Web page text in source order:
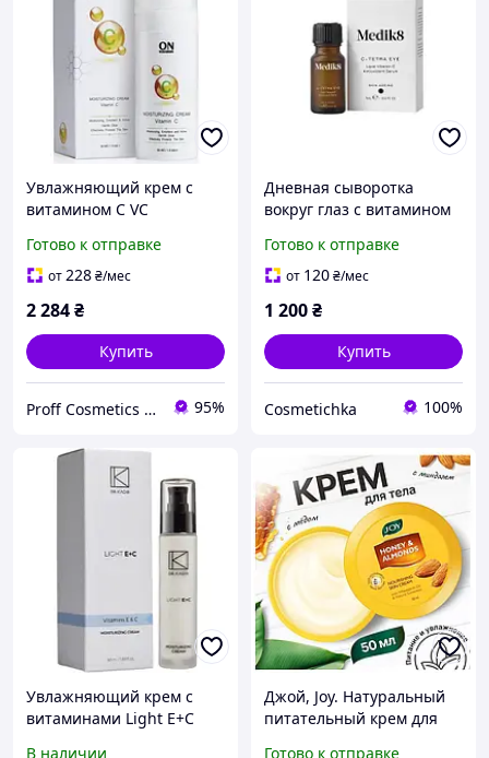
Увлажняющий крем с
витамином С VC
Vitamin С Spf 15
ONmacabim, 50 мл
Готово к отправке
от228₴/мес
2 284₴
Купить
Proff Cosmetics - професійна косметика провідних брендів світу 95%
Дневная сыворотка
вокруг глаз с витамином
Готово к отправке
от 120₴/мес
1 200₴
Купить
Cosmetichka 100%
Увлажняющий крем с
витаминами Light E+C
В наличии
Джой, Joy. Натуральный
питательный крем для
Готово к отправке